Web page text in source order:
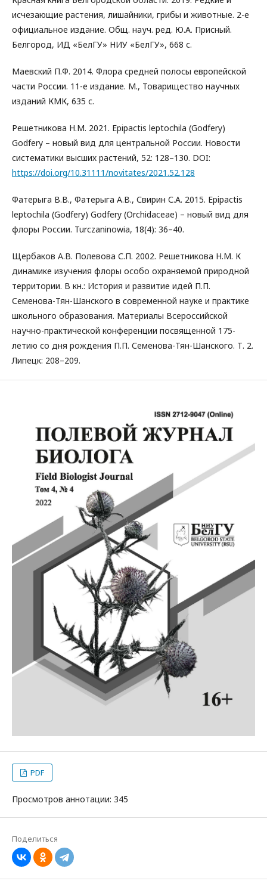
исчезающие растения, лишайники, грибы и животные. 2-е
официальное издание. Общ. науч. ред. Ю.А. Присный.
Белгород, ИД «БелГУ» НИУ «БелГУ», 668 с.
Маевский П.Ф. 2014. Флора средней полосы европейской
части России. 11-е издание. М., Товарищество научных
изданий КМК, 635 с.
Решетникова Н.М. 2021. Epipactis leptochila (Godfery)
Godfery – новый вид для центральной России. Новости
систематики высших растений, 52: 128–130. DOI:
https://doi.org/10.31111/novitates/2021.52.128
Фатерыга В.В., Фатерыга А.В., Свирин С.А. 2015. Epipactis
leptochila (Godfery) Godfery (Orchidaceae) – новый вид для
флоры России. Turczaninowia, 18(4): 36–40.
Щербаков А.В. Полевова С.П. 2002. Решетникова Н.М. К
динамике изучения флоры особо охраняемой природной
территории. В кн.: История и развитие идей П.П.
Семенова-Тян-Шанского в современной науке и практике
школьного образования. Материалы Всероссийской
научно-практической конференции посвященной 175-
летию со дня рождения П.П. Семенова-Тян-Шанского. Т. 2.
Липецк: 208–209.
PDF
Просмотров аннотации: 345
Поделиться